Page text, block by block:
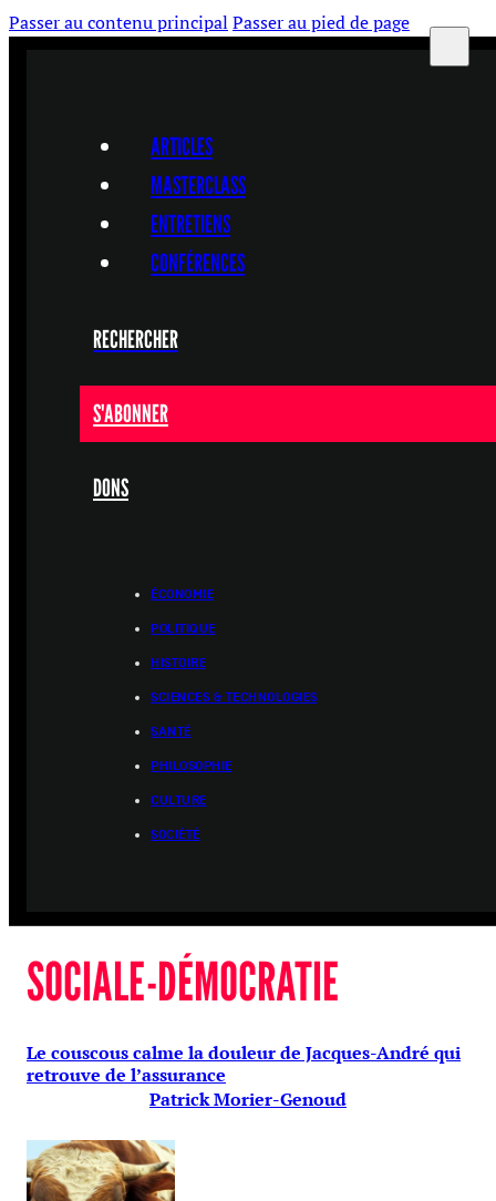
Passer au contenu principal Passer au pied de page
ARTICLES
MASTERCLASS
ENTRETIENS
CONFÉRENCES
RECHERCHER
S'ABONNER
DONS
ÉCONOMIE
POLITIQUE
HISTOIRE
SCIENCES & TECHNOLOGIES
SANTÉ
PHILOSOPHIE
CULTURE
SOCIÉTÉ
SOCIALE-DÉMOCRATIE
Le couscous calme la douleur de Jacques-André qui
retrouve de l’assurance
Patrick Morier-Genoud